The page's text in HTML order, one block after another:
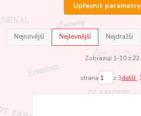
Upřesnit parametry
Nejnovější Nejlevnější Nejdražší
Zobrazuji 1-10 z 22
strana z 3další